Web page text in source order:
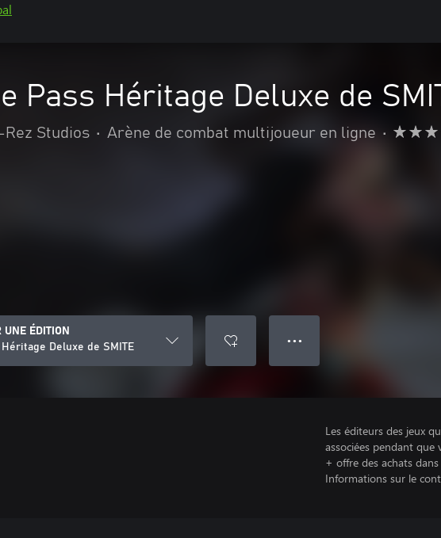
Pass Héritage Deluxe de
Rez Studios • Arène de combat multijoueur en ligne •
UNE ÉDITION
Héritage Deluxe de SMITE
● ● ●
Les éditeurs des jeux
associées pendant que
+ offre des achats
Informations sur le